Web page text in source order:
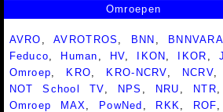
Omroepen
AVRO ,AVROTROS BNN BNNVARA
Feduco
Human HV IKON IKOR
Omroep
KRO KRO-NCRV NCRV
NOT School TV
NPS NRU NTR
Omroep MAX
PowNed RKK ROF